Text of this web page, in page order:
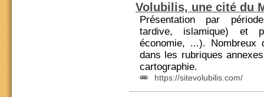
Volubilis, une cité du
Présentation par
tardive, islamique) et
économie, ...). Nombreux
dans les rubriques
cartographie.
https://sitevolubilis.com/